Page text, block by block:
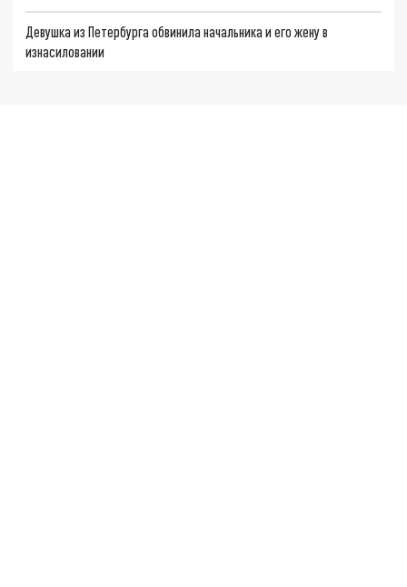
Девушка из Петербурга обвинила начальника и его жену в
изнасиловании